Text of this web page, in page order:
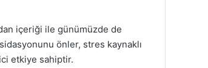
içeriği ile günümüzde de
önler, stres kaynaklı
etkiye sahiptir.